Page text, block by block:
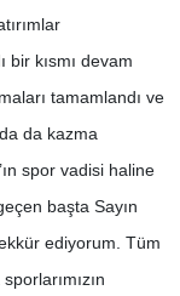
bir kısmı devam
tamamlandı ve
da kazma
spor vadisi haline
başta Sayın
ediyorum. Tüm